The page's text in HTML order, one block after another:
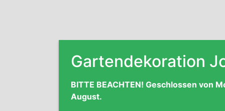
Gartendekoration
BITTE BEACHTEN! Geschlossen von
August.